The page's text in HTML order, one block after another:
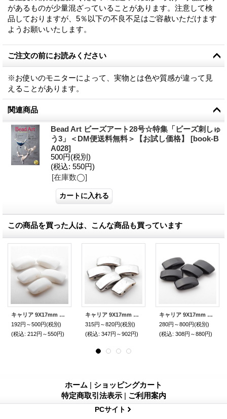
があるものが少量混ざっていることがあります。注意して検
品しておりますが、5％以下の不良不足はご容赦いただけます
ようお願いいたします。
ご注文の前にお読みください
※お使いのモニターによって、実物とは色や質感が違って見
えることがあります。
関連商品
Bead Art ビーズアート28号☆特集「ビーズ刺しゅ
う3」＜DM便送料無料＞【お試し価格】 [book-B
A028]
500円(税別)
(税込: 550円)
[在庫数◯]
この商品を買った人は、こんな商品も買っています
キャリア 9X17mm ホワイト
192円～500円(税別)
(税込: 212円～550円)
キャリア 9X17mm ラブラドール
315円～820円(税別)
(税込: 347円～902円)
キャリア 9X17mm ジェット
280円～800円(税別)
(税込: 308円～880円)
ホーム | ショッピングカート
特定商取引法表示 | ご利用案内
PCサイト